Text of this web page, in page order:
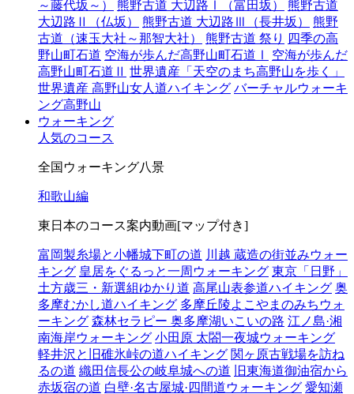
～藤代坂～） 熊野古道 大辺路Ⅰ（富田坂）
熊野古道
大辺路Ⅱ（仏坂）
熊野古道 大辺路Ⅲ（長井坂）
熊野
古道（速玉大社～那智大社）
熊野古道 祭り
四季の高
野山町石道 空海が歩んだ高野山町石道Ⅰ
空海が歩んだ
高野山町石道Ⅱ 世界遺産「天空のまち高野山を歩く」
世界遺産 高野山女人道ハイキング バーチャルウォーキ
ング高野山
ウォーキング
人気のコース
全国ウォーキング八景
和歌山編
東日本のコース案内動画[マップ付き]
富岡製糸場と小幡城下町の道 川越 蔵造の街並みウォー
キング 皇居をぐるっと一周ウォーキング 東京「日野」
土方歳三・新選組ゆかり道 高尾山表参道ハイキング 奥
多摩むかし道ハイキング 多摩丘陵よこやまのみちウォ
ーキング 森林セラピー 奥多摩湖いこいの路 江ノ島·湘
南海岸ウォーキング 小田原 太閤一夜城ウォーキング
軽井沢と旧碓氷峠の道ハイキング 関ヶ原古戦場を訪ね
るの道 織田信長公の岐阜城への道
旧東海道御油宿から
赤坂宿の道 白壁·名古屋城·四間道ウォーキング 愛知瀬